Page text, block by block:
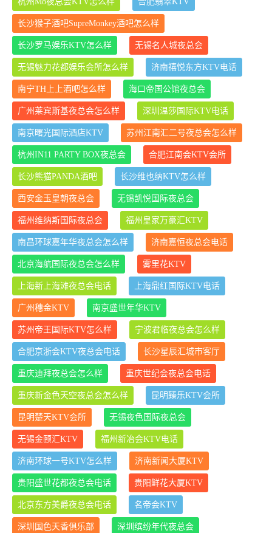
长沙猴子酒吧SupreMonkey酒吧怎么样
长沙罗马娱乐KTV怎么样 无锡名人城夜总会
无锡魅力花都娱乐会所怎么样 济南禧悦东方KTV电话
南宁TH上上酒吧怎么样 海口帝国公馆夜总会
广州莱宾斯基夜总会怎么样 深圳温莎国际KTV电话
南京曙光国际酒店KTV 苏州江南汇二号夜总会怎么样
杭州IN11 PARTY BOX夜总会 合肥江南会KTV会所
长沙熊猫PANDA酒吧 长沙维也纳KTV怎么样
西安金玉皇朝夜总会 无锡凯悦国际夜总会
福州维纳斯国际夜总会 福州皇家万豪汇KTV
南昌环球嘉年华夜总会怎么样 济南嘉恒夜总会电话
北京海航国际夜总会怎么样 雾里花KTV
上海新上海滩夜总会电话 上海鼎红国际KTV电话
广州穗金KTV 南京盛世年华KTV
苏州帝王国际KTV怎么样 宁波君临夜总会怎么样
合肥京浙会KTV夜总会电话 长沙星辰汇城市客厅
重庆迪拜夜总会怎么样 重庆世纪会夜总会电话
重庆新金色天空夜总会怎么样 昆明臻乐KTV会所
昆明楚天KTV会所 无锡夜色国际夜总会
无锡金颐汇KTV 福州新冶会KTV电话
济南环球一号KTV怎么样 济南新闻大厦KTV
贵阳盛世花都夜总会电话 贵阳鲜花大厦KTV
北京东方美爵夜总会电话 名帝会KTV
深圳国色天香俱乐部 深圳缤纷年代夜总会